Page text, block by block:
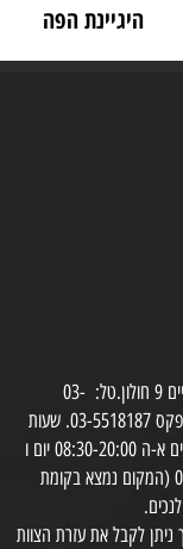
היגיינת הפה
רח' לנדאו חיים 9 חולון.טל: 03-
6560428 , פקס 03-5518187. שעות
הפעילות: ימים א-ה 08:30-20:00 יום ו
08:30-14:00 (המקום נמצא בקומת
ניתן לקבל את עזרת הצוות